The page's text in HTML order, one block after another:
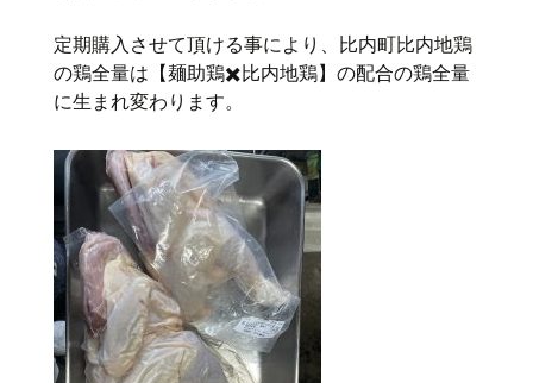
定期購入させて頂ける事により、比内町比内地鶏
の鶏全量は【麺助鶏✖️比内地鶏】の配合の鶏全量
に生まれ変わります。